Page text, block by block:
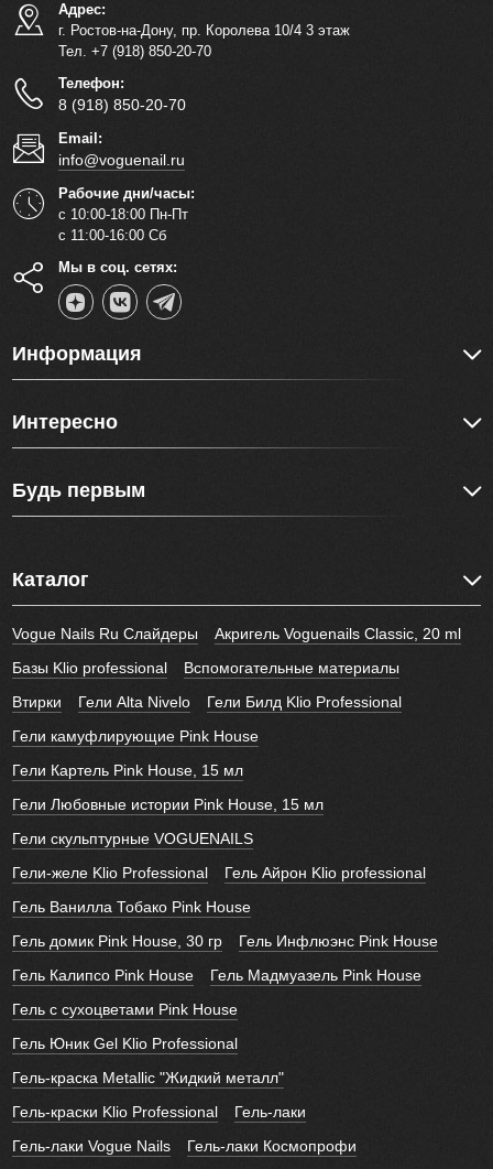
Адрес:
г. Ростов-на-Дону, пр. Королева 10/4 3 этаж
Тел. +7 (918) 850-20-70
Телефон:
8 (918) 850-20-70
Email:
info@voguenail.ru
Рабочие дни/часы:
с 10:00-18:00 Пн-Пт
с 11:00-16:00 Сб
Мы в соц. сетях:
Информация
Интересно
Будь первым
Каталог
Vogue Nails Ru Слайдеры
Акригель Voguenails Classic, 20 ml
Базы Klio professional
Вспомогательные материалы
Втирки
Гели Alta Nivelo
Гели Билд Klio Professional
Гели камуфлирующие Pink House
Гели Картель Pink House, 15 мл
Гели Любовные истории Pink House, 15 мл
Гели скульптурные VOGUENAILS
Гели-желе Klio Professional
Гель Айрон Klio professional
Гель Ванилла Тобако Pink House
Гель домик Pink House, 30 гр
Гель Инфлюэнс Pink House
Гель Калипсо Pink House
Гель Мадмуазель Pink House
Гель с сухоцветами Pink House
Гель Юник Gel Klio Professional
Гель-краска Metallic "Жидкий металл"
Гель-краски Klio Professional
Гель-лаки
Гель-лаки Vogue Nails
Гель-лаки Космопрофи